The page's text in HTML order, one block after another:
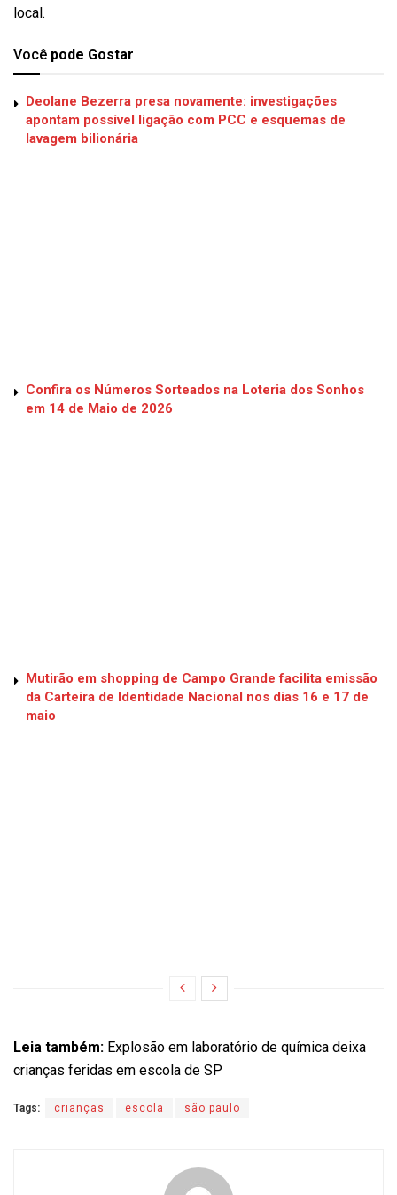
local.
Você pode Gostar
Deolane Bezerra presa novamente: investigações
apontam possível ligação com PCC e esquemas de
lavagem bilionária
Confira os Números Sorteados na Loteria dos Sonhos
em 14 de Maio de 2026
Mutirão em shopping de Campo Grande facilita emissão
da Carteira de Identidade Nacional nos dias 16 e 17 de
maio
Leia também: Explosão em laboratório de química deixa
crianças feridas em escola de SP
Tags: crianças escola são paulo